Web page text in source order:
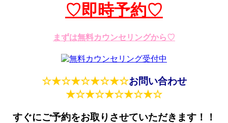
♡即時予約♡
まずは無料カウンセリングから♡
☆★☆★☆★☆★☆お問い合わせ
★☆★☆★☆★☆★☆
すぐにご予約をお取りさせていただきます！！